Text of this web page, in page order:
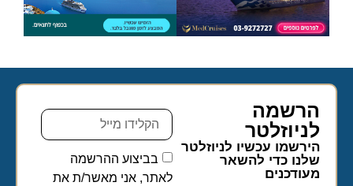
הרשמה
לניוזלטר​
הירשמו עכשיו לניוזלטר
שלנו כדי להשאר
מעודכנים
בביצוע ההרשמה
לאתר, אני מאשר/ת את